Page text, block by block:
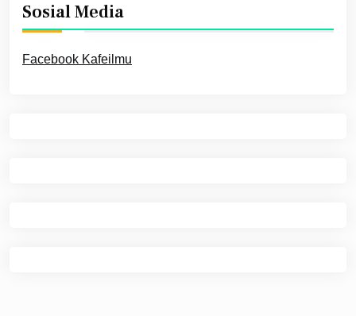
Sosial Media
Facebook Kafeilmu